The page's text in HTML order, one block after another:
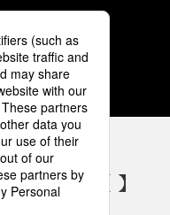
5
アカウント